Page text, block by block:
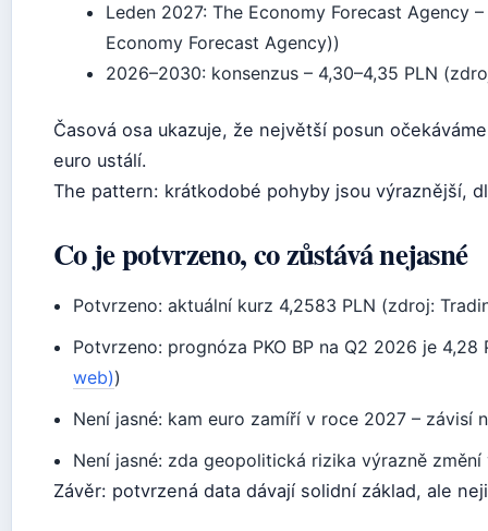
Leden 2027: The Economy Forecast Agency
Economy Forecast Agency))
2026–2030: konsenzus – 4,30–4,35 PLN
Časová osa ukazuje, že největší posun
euro ustálí.
The pattern: krátkodobé pohyby jsou výraznější,
Co je potvrzeno, co zůstává nejasné
Potvrzeno: aktuální kurz 4,2583 PLN (zdroj:
Potvrzeno: prognóza PKO BP na Q2 2026 je
web))
Není jasné: kam euro zamíří v roce 2027 – závisí
Není jasné: zda geopolitická rizika výrazně změní
Závěr: potvrzená data dávají solidní základ, ale